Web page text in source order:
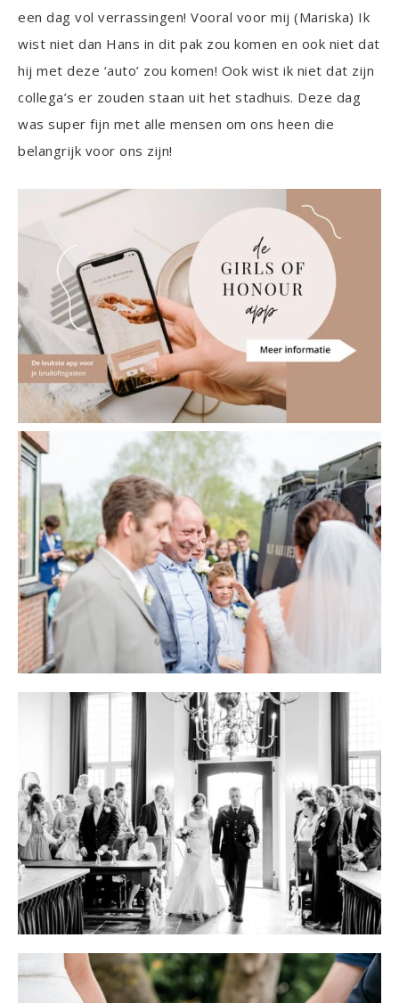
een dag vol verrassingen! Vooral voor mij (Mariska) Ik
wist niet dan Hans in dit pak zou komen en ook niet dat
hij met deze ‘auto’ zou komen! Ook wist ik niet dat zijn
collega’s er zouden staan uit het stadhuis. Deze dag
was super fijn met alle mensen om ons heen die
belangrijk voor ons zijn!